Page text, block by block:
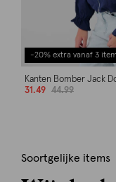
-20% extra vanaf 3
Kanten Bomber Jack
31.49
44.99
Soortgelijke items